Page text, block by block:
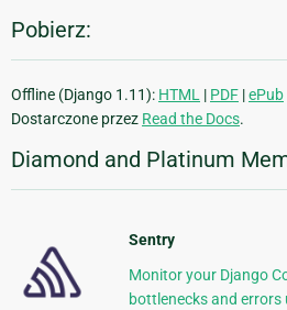
Pobierz:
Offline (Django 1.11): HTML | PDF |ePub
Dostarczone przez Read the Docs.
Diamond and Platinum
Sentry
Monitor your Django
bottlenecks and